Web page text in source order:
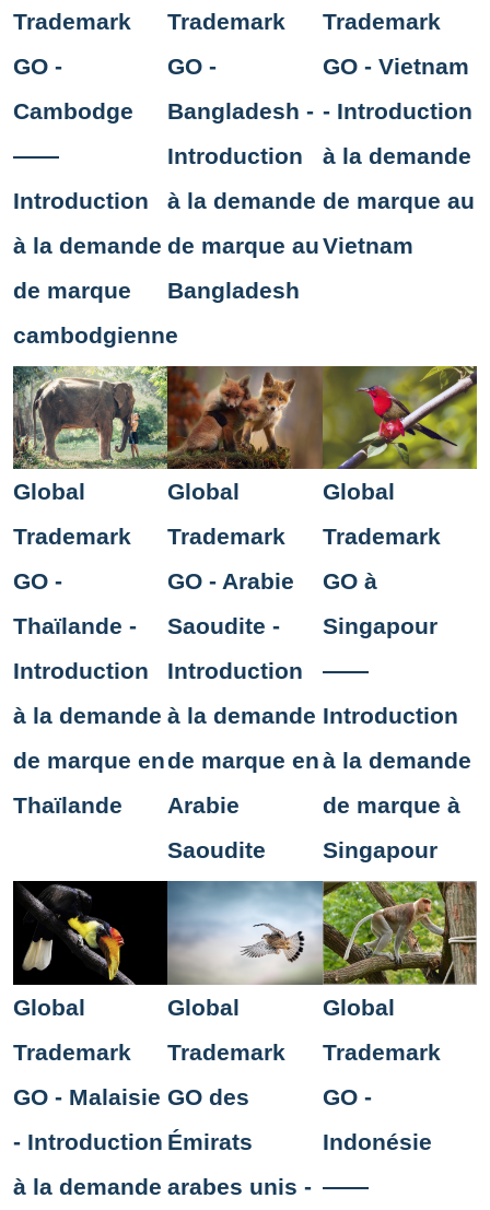
Trademark
GO -
Cambodge
——
Introduction
à la demande
de marque
cambodgienne
Trademark
GO -
Bangladesh -
Introduction
à la demande
de marque au
Bangladesh
Trademark
GO - Vietnam
- Introduction
à la demande
de marque au
Vietnam
Global
Trademark
GO -
Thaïlande -
Introduction
à la demande
de marque en
Thaïlande
Global
Trademark
GO - Arabie
Saoudite -
Introduction
à la demande
de marque en
Arabie
Saoudite
Global
Trademark
GO à
Singapour
——
Introduction
à la demande
de marque à
Singapour
Global
Trademark
GO - Malaisie
- Introduction
à la demande
Global
Trademark
GO des
Émirats
arabes unis -
Global
Trademark
GO -
Indonésie
——